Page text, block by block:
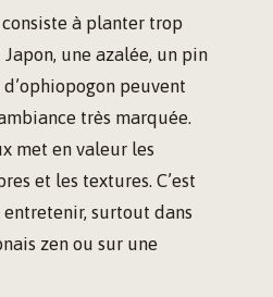
à planter trop
une azalée, un pin
peuvent
très marquée.
met en valeur les
et les textures. C’est
surtout dans
zen ou sur une